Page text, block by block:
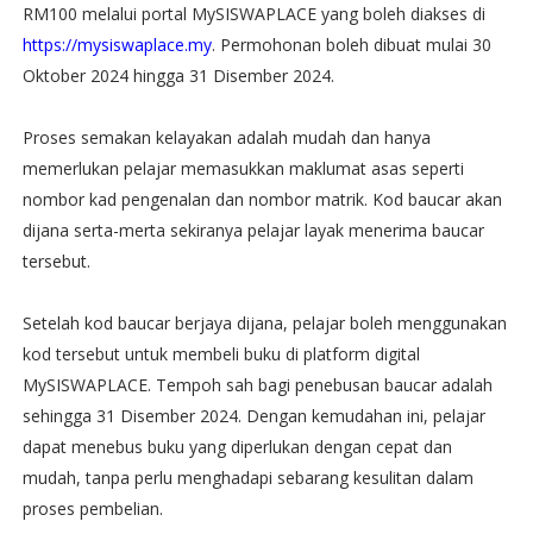
RM100 melalui portal MySISWAPLACE yang boleh diakses di
https://mysiswaplace.my. Permohonan boleh dibuat mulai 30
Oktober 2024 hingga 31 Disember 2024.
Proses semakan kelayakan adalah mudah dan hanya
memerlukan pelajar memasukkan maklumat asas seperti
nombor kad pengenalan dan nombor matrik. Kod baucar akan
dijana serta-merta sekiranya pelajar layak menerima baucar
tersebut.
Setelah kod baucar berjaya dijana, pelajar boleh menggunakan
kod tersebut untuk membeli buku di platform digital
MySISWAPLACE. Tempoh sah bagi penebusan baucar adalah
sehingga 31 Disember 2024. Dengan kemudahan ini, pelajar
dapat menebus buku yang diperlukan dengan cepat dan
mudah, tanpa perlu menghadapi sebarang kesulitan dalam
proses pembelian.